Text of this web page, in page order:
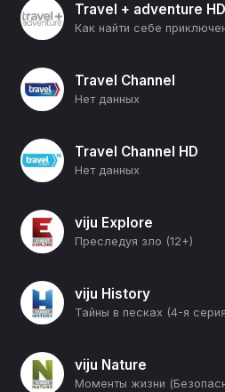
Travel + adventure HD
Как найти себе
Travel Channel
Нет данных
Travel Channel HD
Нет данных
viju Explore
Преследуя зло (12+)
viju History
Тайны в песках (4-я
viju Nature
Моменты жизни